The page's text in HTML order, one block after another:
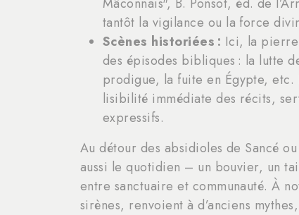
tantôt la vigilance ou la force
Scènes historiées : Ici, la pierre
des épisodes bibliques : la lutte
prodigue, la fuite en Égypte, etc.
lisibilité immédiate des récits,
expressifs.
Au détour des absidioles de Sancé
aussi le quotidien – un bouvier, un
entre sanctuaire et communauté. À
sirènes, renvoient à d’anciens